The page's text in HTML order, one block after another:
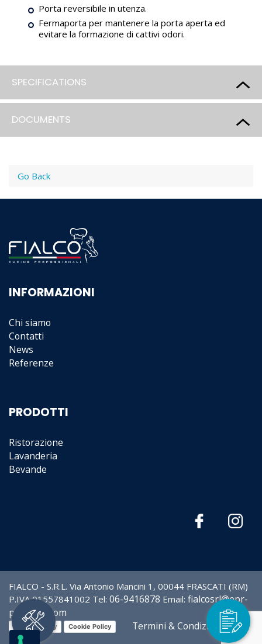
Porta reversibile in utenza.
Fermaporta per mantenere la porta aperta ed
evitare la formazione di cattivi odori.
SPECIFICATIONS
DOCUMENTS
Go Back
INFORMAZIONI
Chi siamo
Contatti
News
Referenze
PRODOTTI
Ristorazione
Lavanderia
Bevande
FIALCO - S.R.L. Via Antonio Mancini 1, 00044 FRASCATI (RM)
P.IVA 01557841002 Tel: 06-9416878 Email: fialcosrl@epr-
partners.com
Privacy Policy Cookie Policy Termini & Condizioni ©
2026